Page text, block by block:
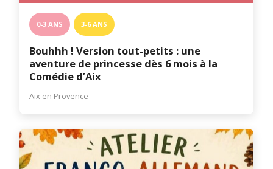
0-3 ANS 3-6 ANS
Bouhhh ! Version tout-petits : une
aventure de princesse dès 6 mois à la
Comédie d’Aix
Aix en Provence